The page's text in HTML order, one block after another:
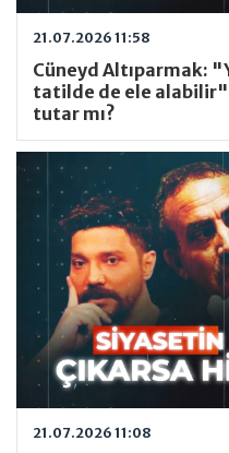
21.07.2026 11:58
Cüneyd Altıparmak:
tatilde de ele alabilir"
tutar mı?
21.07.2026 11:08